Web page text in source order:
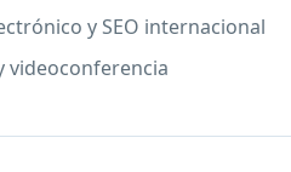
y SEO internacional
videoconferencia